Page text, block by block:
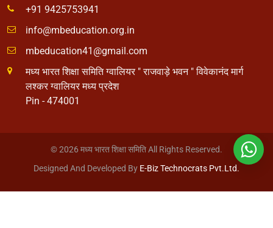
+91 9425753941
info@mbeducation.org.in
mbeducation41@gmail.com
मध्य भारत शिक्षा समिति ग्वालियर " राजवाड़े भवन " विवेकानंद मार्ग
लश्कर ग्वालियर मध्य प्रदेश
Pin - 474001
© 2026 मध्य भारत शिक्षा समिति All Rights Reserved.
Designed And Developed By E-Biz Technocrats Pvt.Ltd.